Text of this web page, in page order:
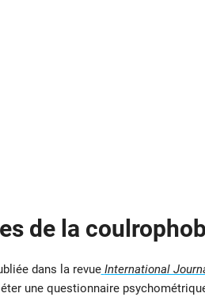
de la
dans la revue International
une questionnaire